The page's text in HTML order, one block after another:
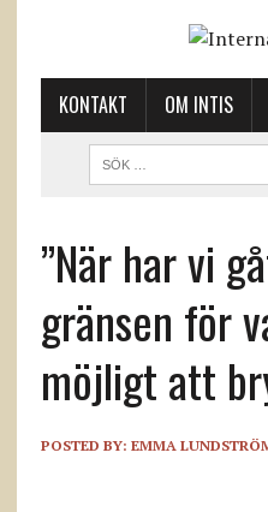
KONTAKT OM INTIS
”När har vi
gränsen för
möjligt att
POSTED BY: EMMA